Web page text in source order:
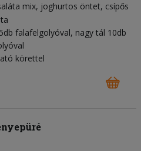
mix joghurtos öntet csípős
falafelgolyóval, nagy tál 10db
körettel